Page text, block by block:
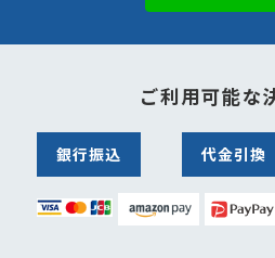
ご利用可能な
銀行振込 代金引換